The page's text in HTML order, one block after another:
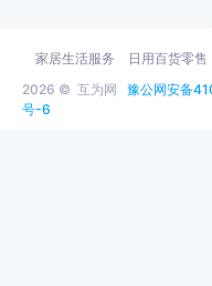
2026 © 互为网 豫公网安备
号-6
家居生活服务 日用百货零售